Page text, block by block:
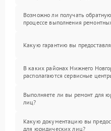
Возможно ли получать
процессе выполнения
Какую гарантию вы
В каких районах Нижнего
располагаются сервисные
Выполняете ли вы ремонт для
лиц?
Какую документацию вы
для юридических лиц?